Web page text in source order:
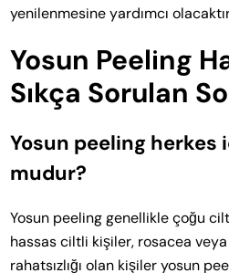
yenilenmesine yardımcı
Yosun Peeling
Sıkça Sorulan
Yosun peeling herkes
mudur?
Yosun peeling genellikle çoğu
hassas ciltli kişiler, rosacea
rahatsızlığı olan kişiler yosun